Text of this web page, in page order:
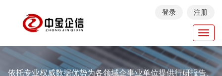
登录 注册
依托专业权威数据优势为各领域企事业单位提供行研报告、